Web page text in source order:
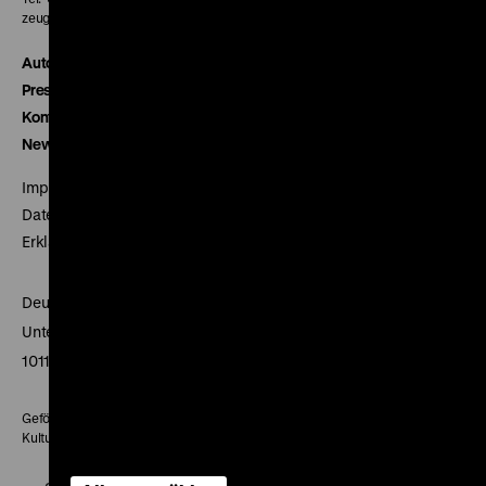
zeughauskino@dhm.de
Autor*innen
Presse
Kontakt
Newsletter
Impressum
Datenschutz
Erklärung digitale Barrierefreiheit
Deutsches Historisches Museum
Unter den Linden 2
10117 Berlin
Gefördert mit Mitteln des Beauftragten der Bundesregierung für
Kultur und Medien